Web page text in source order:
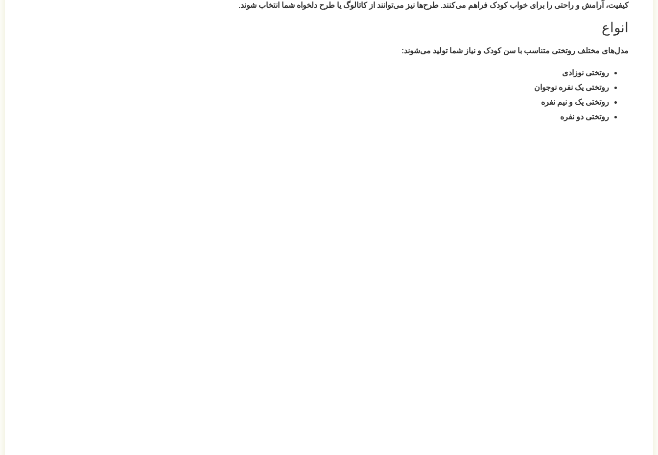
کیفیت، آرامش و راحتی را برای خواب کودک فراهم می‌کنند. طرح‌ها نیز می‌توانند از کاتالوگ یا طرح دلخواه شما انتخاب شوند.
انواع
مدل‌های مختلف روتختی متناسب با سن کودک و نیاز شما تولید می‌شوند:
روتختی نوزادی
روتختی یک نفره نوجوان
روتختی یک و نیم نفره
روتختی دو نفره